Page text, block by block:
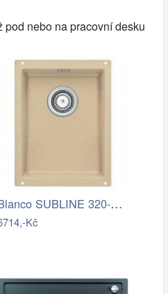
pod nebo na pracovní desku
Blanco SUBLINE 320-U Silgranit béžová…
Kč